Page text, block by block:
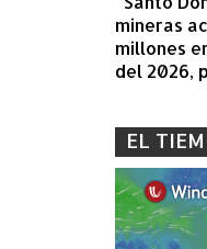
mineras
millones
del 2026,
EL